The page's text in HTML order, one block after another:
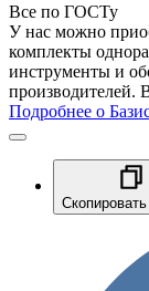
Все по ГОСТу
У нас можно
комплекты
инструменты и
производителей.
Подробнее о